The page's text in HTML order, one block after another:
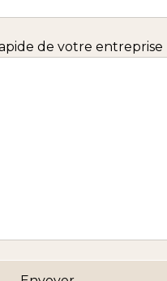
de votre entreprise